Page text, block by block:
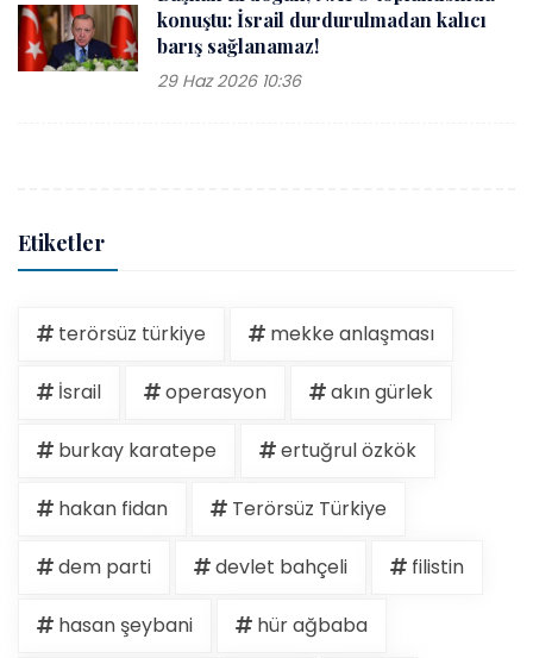
konuştu: İsrail durdurulmadan kalıcı
barış sağlanamaz!
29 Haz 2026 10:36
Etiketler
terörsüz türkiye mekke anlaşması
İsrail operasyon akın gürlek
burkay karatepe ertuğrul özkök
hakan fidan Terörsüz Türkiye
dem parti devlet bahçeli filistin
hasan şeybani hür ağbaba